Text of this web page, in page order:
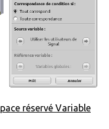
réservé Variable